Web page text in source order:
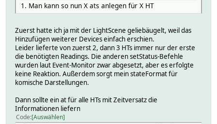
1. Man kann so nun X ats anlegen für X HT
Zuerst hatte ich ja mit der LightScene geliebäugelt, weil das
Hinzufügen weiterer Devices einfach erschien.
Leider lieferte von zuerst 2, dann 3 HTs immer nur der erste
die benötigten Readings. Die anderen setStatus-Befehle
wurden laut Event-Monitor zwar abgesetzt, aber es erfolgte
keine Reaktion. Außerdem sorgt mein stateFormat für
komische Darstellungen.
Dann sollte ein at für alle HTs mit Zeitversatz die
Informationen liefern
Code Auswählen